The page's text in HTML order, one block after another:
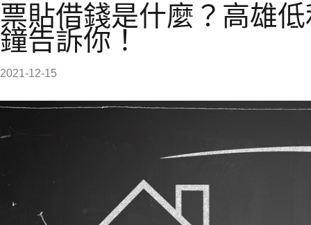
票貼借錢是什麼？高雄
鐘告訴你！
2021-12-15